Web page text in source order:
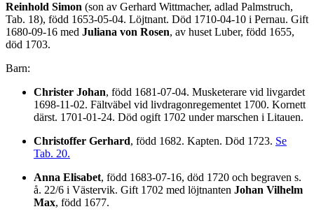
Reinhold Simon (son av Gerhard Wittmacher, adlad Palmstruch,
Tab. 18), född 1653-05-04. Löjtnant. Död 1710-04-10 i Pernau. Gift
1680-09-16 med Juliana von Rosen, av huset Luber, född 1655,
död 1703.
Barn:
Christer Johan, född 1681-07-04. Musketerare vid livgardet
1698-11-02. Fältväbel vid livdragonregementet 1700. Kornett
därst. 1701-01-24. Död ogift 1702 under marschen i Litauen.
Christoffer Gerhard, född 1682. Kapten. Död 1723. Se
Tab. 20.
Anna Elisabet, född 1683-07-16, död 1720 och begraven s.
å. 22/6 i Västervik. Gift 1702 med löjtnanten Johan Vilhelm
Max, född 1677.